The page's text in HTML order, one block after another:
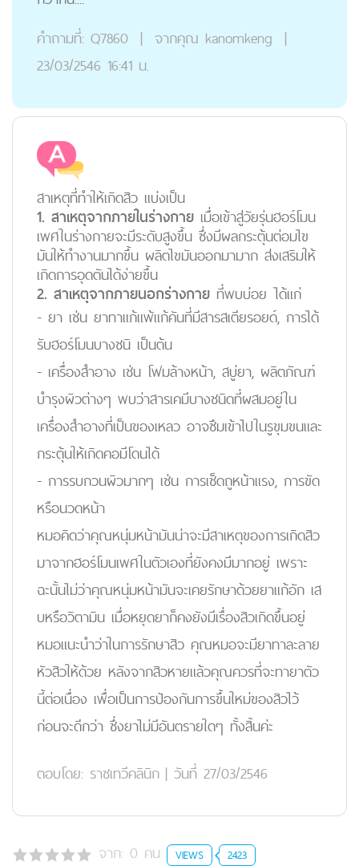
คำถามที่: Q7860 | จากคุณ kanomkeng |
23/03/2546 16:41 น.
สาเหตุที่ทำให้เกิดสิว แบ่งเป็น
1. สาเหตุจากภายในร่างกาย เมื่อเข้าสู่วัยรุ่นฮอร์โมน
เพศในร่างกายจะมีระดับสูงขึ้น ซึ่งมีผลกระตุ้นต่อมไข
มันให้ทำงานมากขึ้น ผลิตไขมันออกมามาก ส่งเสริมให้
เกิดการอุดตันได้ง่ายขึ้น
2. สาเหตุจากภายนอกร่างกาย ที่พบบ่อย ได้แก่
- ยา เช่น ยาทาแก้แพ้แก้คันที่มีสารสเตียรอยด์, การได้
รับฮอร์โมนบางชนิ เป็นต้น
- เครื่องสำอาง เช่น โฟมล้างหน้า, สบู่ยา, ผลิตภัณฑ์
บำรุงผิวต่างๆ พบว่าสารเคมีบางชนิดที่ผสมอยู่ใน
เครื่องสำอางที่เป็นของเหลว อาจซึมเข้าไปในรูขุมขนและ
กระตุ้นให้เกิดคอมีโดนได้
- การรบกวนผิวมากๆ เช่น การเช็ดถูหน้าแรง, การขัด
หรือนวดหน้า
หมอคิดว่าคุณหนุ่มหน้ามันน่าจะมีสาเหตุของการเกิดสิว
มาจากฮอร์โมนเพศในตัวเองที่ยังคงมีมากอยู่ เพราะ
ฉะนั้นไม่ว่าคุณหนุ่มหน้ามันจะเคยรักษาด้วยยาแก้อัก เส
บหรือวิตามิน เมื่อหยุดยาก็คงยังมีเรื่องสิวเกิดขึ้นอยู่
หมอแนะนำว่าในการรักษาสิว คุณหมอจะมียาทาละลาย
หัวสิวให้ด้วย หลังจากสิวหายแล้วคุณควรที่จะทายาตัว
นี้ต่อเนื่อง เพื่อเป็นการป้องกันการขึ้นใหม่ของสิวไว้
ก่อนจะดีกว่า ซึ่งยาไม่มีอันตรายใดๆ ทั้งสิ้นค่ะ
ตอบโดย: ราชเทวีคลินิก | วันที่ 27/03/2546
จาก: 0 คน VIEWS 2423